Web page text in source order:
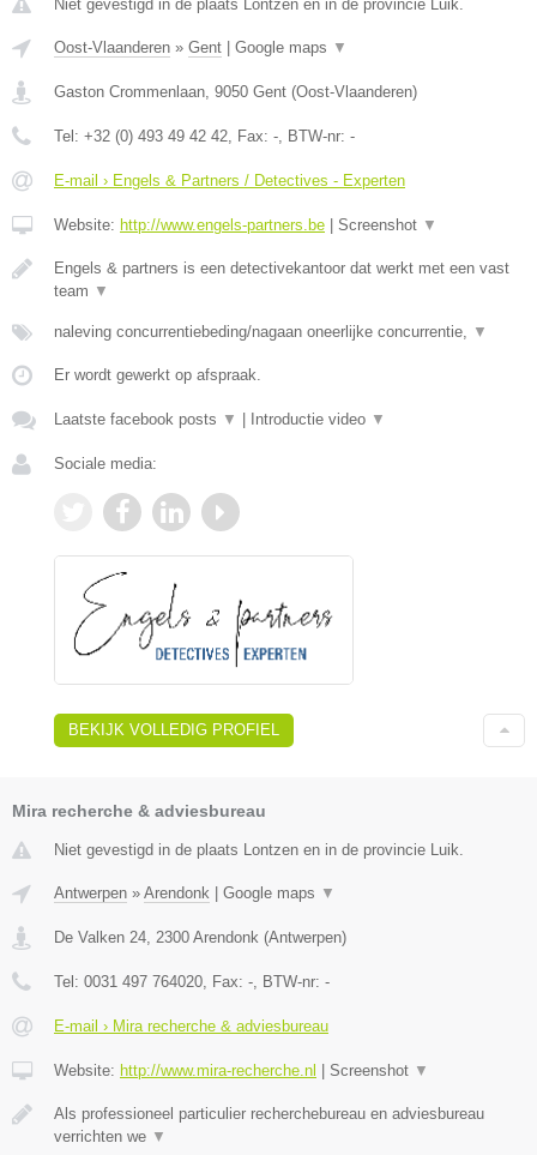
Niet gevestigd in de plaats Lontzen en in de provincie Luik.
Oost-Vlaanderen » Gent Google maps ▼
Gaston Crommenlaan, 9050 Gent (Oost-Vlaanderen)
Tel: +32 (0) 493 49 42 42, Fax: -, BTW-nr: -
E-mail › Engels & Partners / Detectives - Experten
Website: http://www.engels-partners.be Screenshot ▼
Engels & partners is een detectivekantoor dat werkt met een vast
team ▼
naleving concurrentiebeding/nagaan oneerlijke concurrentie, ▼
Er wordt gewerkt op afspraak.
Laatste facebook posts ▼ Introductie video ▼
Sociale media:
BEKIJK VOLLEDIG PROFIEL
Mira recherche & adviesbureau
Niet gevestigd in de plaats Lontzen en in de provincie Luik.
Antwerpen » Arendonk Google maps ▼
De Valken 24, 2300 Arendonk (Antwerpen)
Tel: 0031 497 764020, Fax: -, BTW-nr: -
E-mail › Mira recherche & adviesbureau
Website: http://www.mira-recherche.nl Screenshot ▼
Als professioneel particulier recherchebureau en adviesbureau
verrichten we ▼